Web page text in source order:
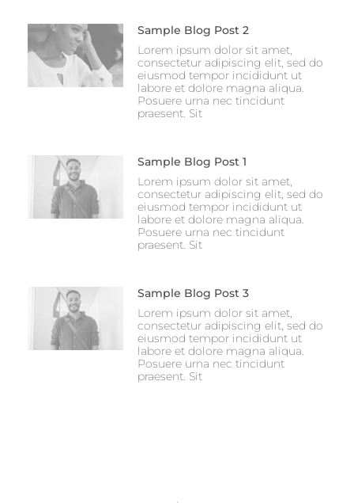
Sample Blog Post 2
Lorem ipsum dolor sit amet,
consectetur adipiscing elit, sed do
eiusmod tempor incididunt ut
labore et dolore magna aliqua.
Posuere urna nec tincidunt
praesent. Sit
Sample Blog Post 1
Lorem ipsum dolor sit amet,
consectetur adipiscing elit, sed do
eiusmod tempor incididunt ut
labore et dolore magna aliqua.
Posuere urna nec tincidunt
praesent. Sit
Sample Blog Post 3
Lorem ipsum dolor sit amet,
consectetur adipiscing elit, sed do
eiusmod tempor incididunt ut
labore et dolore magna aliqua.
Posuere urna nec tincidunt
praesent. Sit